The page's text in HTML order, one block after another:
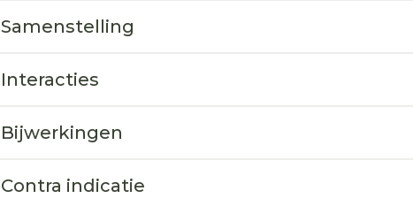
Samenstelling
Interacties
Bijwerkingen
Contra indicatie